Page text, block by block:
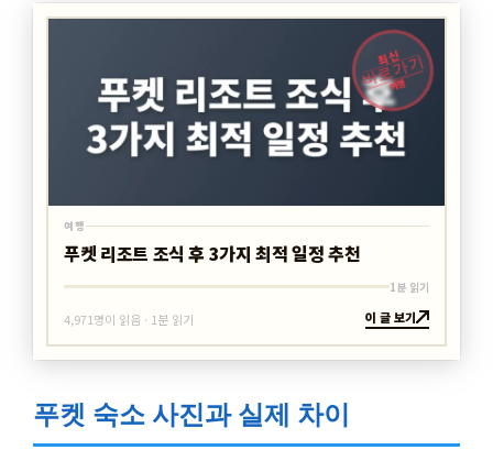
최신
바로가기
여행
여행
푸켓 리조트 조식 후 3가지 최적 일정 추천
1분 읽기
4,971명이 읽음 · 1분 읽기 이 글 보기
푸켓 숙소 사진과 실제 차이